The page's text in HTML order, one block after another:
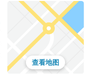
查看地图